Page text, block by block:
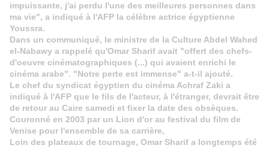
impuissante, j'ai perdu l'une des meilleures personnes dans
ma vie", a indiqué à l'AFP la célèbre actrice égyptienne
Youssra.
Dans un communiqué, le ministre de la Culture Abdel Wahed
el-Nabawy a rappelé qu'Omar Sharif avait "offert des chefs-
d'oeuvre cinématographiques (...) qui avaient enrichi le
cinéma arabe". "Notre perte est immense" a-t-il ajouté.
Le chef du syndicat égyptien du cinéma Achraf Zaki a
indiqué à l'AFP que le fils de l'acteur, à l'étranger, devrait être
de retour au Caire samedi et fixer la date des obsèques.
Couronné en 2003 par un Lion d'or au festival du film de
Venise pour l'ensemble de sa carrière,
Loin des plateaux de tournage, Omar Sharif a longtemps été